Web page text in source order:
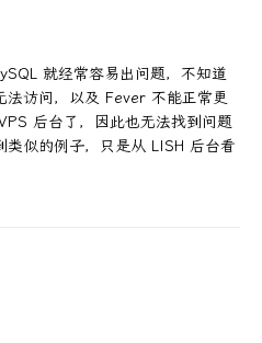
就经常容易出问题，不知道
法访问，以及 Fever 不能正常更
后台了，因此也无法找到问题
类似的例子，只是从 LISH 后台看